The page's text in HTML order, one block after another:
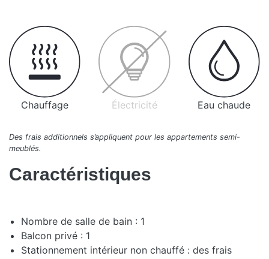
Chauffage Électricité Eau chaude
Des frais additionnels s’appliquent pour les appartements semi-
meublés.
Caractéristiques
Nombre de salle de bain : 1
Balcon privé : 1
Stationnement intérieur non chauffé : des frais